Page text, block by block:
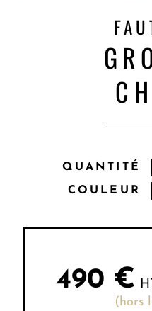
QUANTITÉ
COULEUR
490 €
(hors